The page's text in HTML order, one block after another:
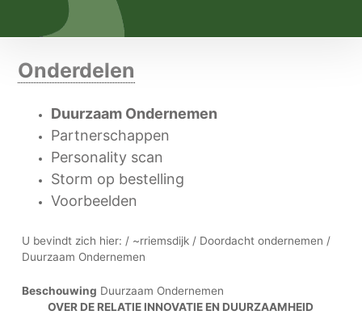
Onderdelen
Duurzaam Ondernemen
Partnerschappen
Personality scan
Storm op bestelling
Voorbeelden
U bevindt zich hier: / ~rriemsdijk / Doordacht ondernemen /
Duurzaam Ondernemen
Beschouwing Duurzaam Ondernemen
OVER DE RELATIE INNOVATIE EN DUURZAAMHEID